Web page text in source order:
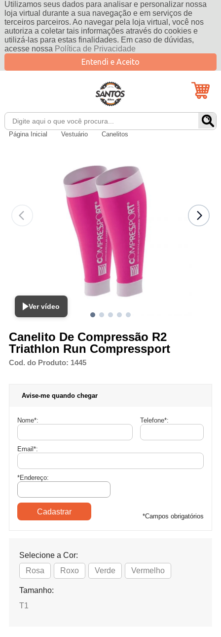
Utilizamos seus dados para analisar e personalizar nossa
loja virtual durante a sua navegação e em serviços de
terceiros parceiros. Ao navegar pela loja virtual, você nos
autoriza a coletar tais informações através do cookies e
utilizá-las para estas finalidades. Em caso de dúvidas,
acesse nossa Política de Privacidade
Entendi e Aceito
Página Inicial Vestuário Canelitos
Ver vídeo
Canelito De Compressão R2
Triathlon Run Compressport
Cod. do Produto: 1445
Avise-me quando chegar
Nome*: Telefone*:
Email *:
*Endereço:
*Campos obrigatórios
Selecione a Cor:
Rosa
Roxo Verde Vermelho
Tamanho:
T1